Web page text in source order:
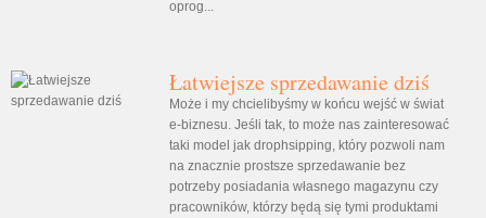
oprog...
Łatwiejsze sprzedawanie dziś
Może i my chcielibyśmy w końcu wejść w świat
e-biznesu. Jeśli tak, to może nas zainteresować
taki model jak drophsipping, który pozwoli nam
na znacznie prostsze sprzedawanie bez
potrzeby posiadania własnego magazynu czy
pracowników, którzy będą się tymi produktami